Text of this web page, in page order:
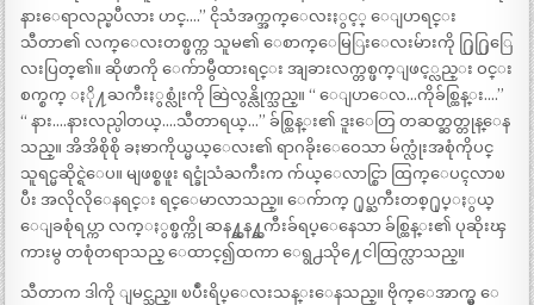
နားေရာလည္ၿပီလား ဟင္….” ငိုသံအက္အက္ေလးႏွင့္ ေျပာရင္း
သီတာ၏ လက္ေလးတစ္ဖက္က သူမ၏ ေစာက္ေမြြးေလးမ်ားကို ႐ြ႐ြြေ
လးပြတ္၏။ ဆိုဖာကို ေက်ာမွီထားရင္း အျခားလက္တစ္ဖက္ျဖင့္လည္း ဝင္း
စက္စက္ ႏို႔ႀကီးႏွစ္လုံးကို ဆြဲလွန္လိုက္သည္။ “ ေျပာေလ…ကိုခ်စ္ထြန္း….”
“ နား….နားလည္ပါတယ္….သီတာရယ္…” ခ်စ္ထြန္း၏ ဒူးေတြ တဆတ္ဆတ္တုန္ေန
သည္။ အိအိစိုစို ခႏၶာကိုယ္မယ္ေလး၏ ရာဂခိုးေဝေသာ မ်က္လုံးအစုံကိုပင္
သူရင္မဆိုင္ရဲေပ။ မျဖစ္စဖူး ရင္ခုံသံႀကီးက က်ယ္ေလာင္စြာ ထြက္ေပၚလာၿ
ပီး အလိုလိုေနရင္း ရင္ေမာလာသည္။ ေက်ာက္ ႐ုပ္ႀကီးတစ္႐ုပ္ႏွယ္
ေျခစုံရပ္ကာ လက္ႏွစ္ဖက္ကို ဆန႔္ဆန႔္ႀကီးခ်ရပ္ေနေသာ ခ်စ္ထြန္း၏ ပုဆိုးၾ
ကားမွ တစုံတရာသည္ ေထာင္၍ထကာ ေရွ႕သို႔ေငါထြက္လာသည္။
သီတာက ဒါကို ျမင္သည္။ ၿပဳံးရိပ္ေလးသန္းေနသည္။ ဗိုက္ေအာက္မွ ေ